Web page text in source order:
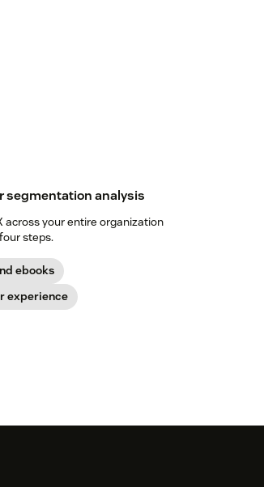
segmentation analysis
across your entire organization
steps.
ebooks
experience